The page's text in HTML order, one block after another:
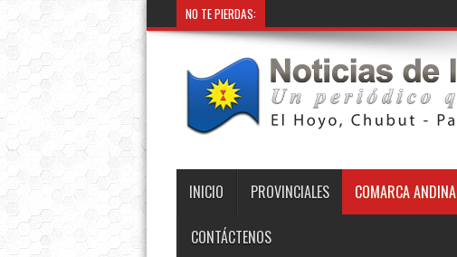
NO TE PIERDAS:
INICIO PROVINCIALES COMARCA ANDINA
CONTÁCTENOS